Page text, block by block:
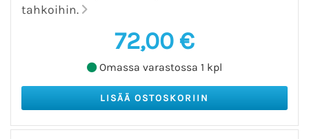
tahkoihin.
72,00 €
Omassa varastossa 1 kpl